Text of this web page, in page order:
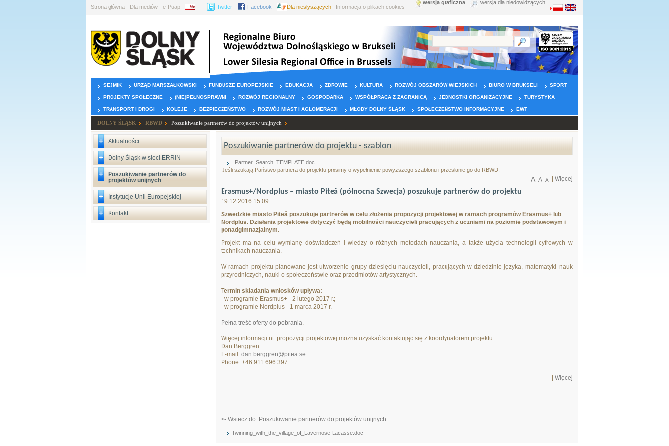
Strona główna Dla mediów e-Puap BIP Twitter Facebook Dla niesłyszących Informacja o plikach cookies
wersja graficzna wersja dla niedowidzących
SEJMIK URZĄD MARSZAŁKOWSKI FUNDUSZE EUROPEJSKIE EDUKACJA ZDROWIE KULTURA ROZWÓJ OBSZARÓW WIEJSKICH BIURO W BRUKSELI SPORT
PROJEKTY SPOŁECZNE (NIE)PEŁNOSPRAWNI ROZWÓJ REGIONALNY GOSPODARKA WSPÓŁPRACA Z ZAGRANICĄ JEDNOSTKI ORGANIZACYJNE TURYSTYKA
TRANSPORT I DROGI KOLEJE BEZPIECZEŃSTWO ROZWÓJ MIAST I AGLOMERACJI MŁODY DOLNY ŚLĄSK SPOŁECZEŃSTWO INFORMACYJNE EWT
DOLNY ŚLĄSK RBWD Poszukiwanie partnerów do projektów unijnych
Aktualności
Dolny Śląsk w sieci ERRIN
Poszukiwanie partnerów do
projektów unijnych
Instytucje Unii Europejskiej
Kontakt
Poszukiwanie partnerów do projektu - szablon
_Partner_Search_TEMPLATE.doc
Jeśli szukają Państwo partnera do projektu prosimy o wypełnienie powyższego szablonu i przesłanie go do RBWD.
Więcej
A A A
Erasmus+/Nordplus – miasto Piteå (północna Szwecja) poszukuje partnerów do projektu
19.12.2016 15:09
Szwedzkie miasto Piteå poszukuje partnerów w celu złożenia propozycji projektowej w ramach programów Erasmus+ lub
Nordplus. Działania projektowe dotyczyć będą mobilności nauczycieli pracujących z uczniami na poziomie podstawowym i
ponadgimnazjalnym.
Projekt ma na celu wymianę doświadczeń i wiedzy o różnych metodach nauczania, a także użycia technologii cyfrowych w
technikach nauczania.
W ramach projektu planowane jest utworzenie grupy dziesięciu nauczycieli, pracujących w dziedzinie języka, matematyki, nauk
przyrodniczych, nauki o społeczeństwie oraz przedmiotów artystycznych.
Termin składania wniosków upływa:
- w programie Erasmus+ - 2 lutego 2017 r.;
- w programie Nordplus - 1 marca 2017 r.
Pełna treść oferty do pobrania.
Więcej informacji nt. propozycji projektowej można uzyskać kontaktując się z koordynatorem projektu:
Dan Berggren
E-mail: dan.berggren@pitea.se
Phone: +46 911 696 397
Więcej
<- Wstecz do: Poszukiwanie partnerów do projektów unijnych
Twinning_with_the_village_of_Lavernose-Lacasse.doc